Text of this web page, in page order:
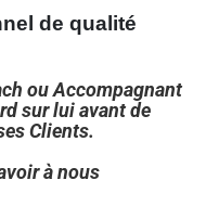
de qualité
ou Accompagnant
sur lui avant de
Clients.
à nous